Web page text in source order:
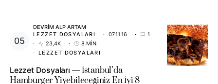
DEVRIM ALP ARTAM
LEZZET DOSYALARI
07.11.16
1
23,4K
8 MIN
LEZZET DOSYALARI
Lezzet Dosyaları
İstanbul’da
Hamburger Yiyebileceğiniz En İyi 8